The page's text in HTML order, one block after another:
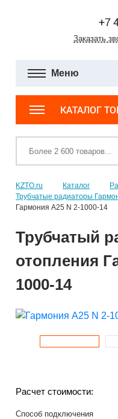
+7
Заказать
Меню
КАТАЛОГ
KZTO.ru Каталог
Трубчатые радиаторы
Гармония А25 N 2-1000-14
Трубчатый
отопления
1000-14
Расчет стоимости:
Способ подключения